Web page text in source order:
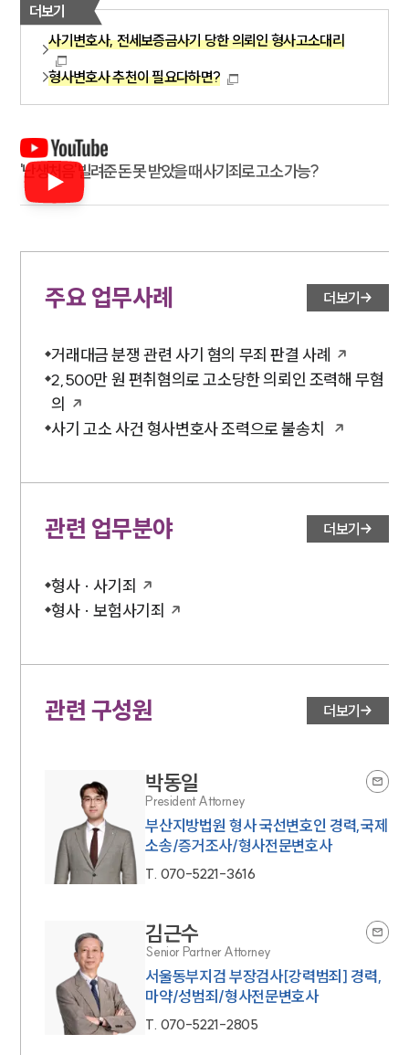
더보기
사기변호사, 전세보증금사기 당한 의뢰인 형사고소대리
형사변호사 추천이 필요다하면?
'난생처음' 빌려준 돈 못 받았을 때 사기죄로 고소 가능?
주요 업무사례 더보기
거래대금 분쟁 관련 사기 혐의 무죄 판결 사례
2,500만 원 편취혐의로 고소당한 의뢰인 조력해 무혐
의
사기 고소 사건 형사변호사 조력으로 불송치
관련 업무분야 더보기
형사 · 사기죄
형사 · 보험사기죄
관련 구성원 더보기
박동일
President Attorney
부산지방법원 형사 국선변호인 경력,국제
소송/증거조사/형사전문변호사
T. 070-5221-3616
김근수
Senior Partner Attorney
서울동부지검 부장검사[강력범죄] 경력,
마약/성범죄/형사전문변호사
T. 070-5221-2805